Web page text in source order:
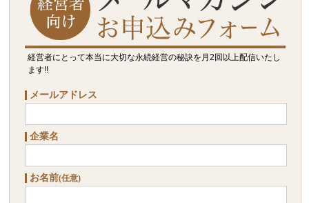
経営者にとって本当に大切な永続経営の秘訣を月2回以上配信いたし
ます!!
メールアドレス
企業名
お名前(任意)